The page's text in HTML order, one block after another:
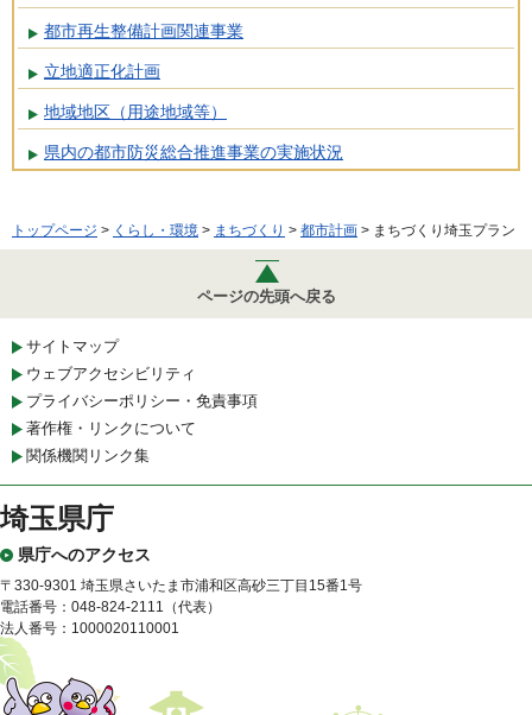
都市再生整備計画関連事業
立地適正化計画
地域地区（用途地域等）
県内の都市防災総合推進事業の実施状況
トップページ > くらし・環境 > まちづくり > 都市計画 > まちづくり埼玉プラン
ページの先頭へ戻る
サイトマップ
ウェブアクセシビリティ
プライバシーポリシー・免責事項
著作権・リンクについて
関係機関リンク集
埼玉県庁
県庁へのアクセス
〒330-9301 埼玉県さいたま市浦和区高砂三丁目15番1号
電話番号：048-824-2111（代表）
法人番号：1000020110001